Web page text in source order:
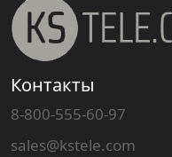
Контакты
8-800-555-60-97
sales@kstele.com